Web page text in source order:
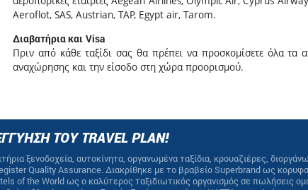
Aeroflot, SAS, Austrian, TAP, Egypt air, Tarom.
Διαβατήρια και Visa
Πριν από κάθε ταξίδι σας θα πρέπει να προσκομίσετε όλα
αναχώρησης και την είσοδο στη χώρα προορισμού.
ΤΟΥ TRAVEL PLAN!
ξενοδοχεία, αυτοκίνητα, οργανωμένα ταξίδια, κρουαζιέρες,
Quality Assurance. Διακρίθηκε με το βραβείο Superbrand ως
of the World ως ο καλύτερος ταξιδιωτικός οργανισμός σε πωλήσεις